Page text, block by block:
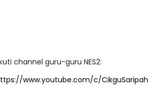
channel guru-guru NES2:
www.youtube.com/c/CikguSaripah